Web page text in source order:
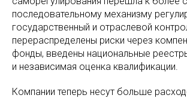
последовательному механизму
государственный и отраслевой
перераспределены риски через
фонды, введены национальные
и независимая оценка квалификации.
Компании теперь несут больше